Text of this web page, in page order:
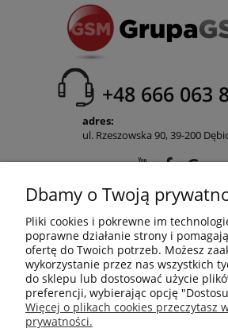
+48 666 063
adres:
ul. Rzeszowska 90, 39-200
POMOC
MOJE KONTO
Dbamy o Twoją
Pliki cookies i pokrewne im
poprawne działanie strony i
ofertę do Twoich potrzeb. Możesz
wykorzystanie przez nas wszystkich
do sklepu lub dostosować użycie
preferencji, wybierając opcję
Więcej o plikach cookies przeczytasz
prywatności.